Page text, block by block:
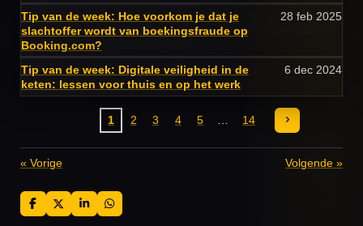
Tip van de week: Hoe voorkom je dat je
slachtoffer wordt van boekingsfraude op
Booking.com?
28 feb 2025
Tip van de week: Digitale veiligheid in de
keten: lessen voor thuis en op het werk
6 dec 2024
1 2 3 4 5 14
« Vorige Volgende »
D
e
D
e
S
h
D
e